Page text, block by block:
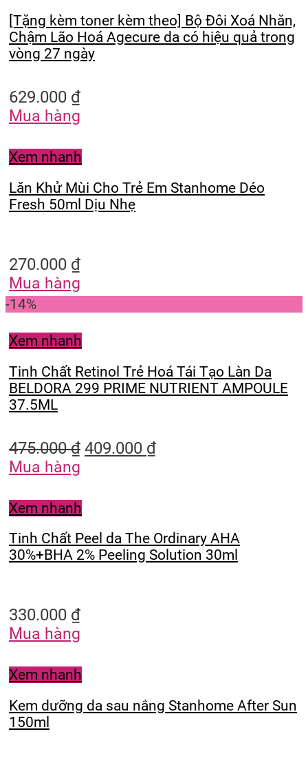
[Tặng kèm toner kèm theo] Bộ Đôi Xoá Nhăn,
Chậm Lão Hoá Agecure da có hiệu quả trong
vòng 27 ngày
629.000 ₫
Mua hàng
Xem nhanh
Lăn Khử Mùi Cho Trẻ Em Stanhome Déo
Fresh 50ml Dịu Nhẹ
270.000 ₫
Mua hàng
-14%
Xem nhanh
Tinh Chất Retinol Trẻ Hoá Tái Tạo Làn Da
BELDORA 299 PRIME NUTRIENT AMPOULE
37.5ML
475.000₫ 409.000 ₫
Mua hàng
Xem nhanh
Tinh Chất Peel da The Ordinary AHA
30%+BHA 2% Peeling Solution 30ml
330.000 ₫
Mua hàng
Xem nhanh
Kem dưỡng da sau nắng Stanhome After Sun
150ml